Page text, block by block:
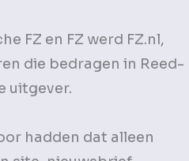
FZ en FZ werd FZ.nl,
die bedragen in Reed-
uitgever.
hadden dat alleen